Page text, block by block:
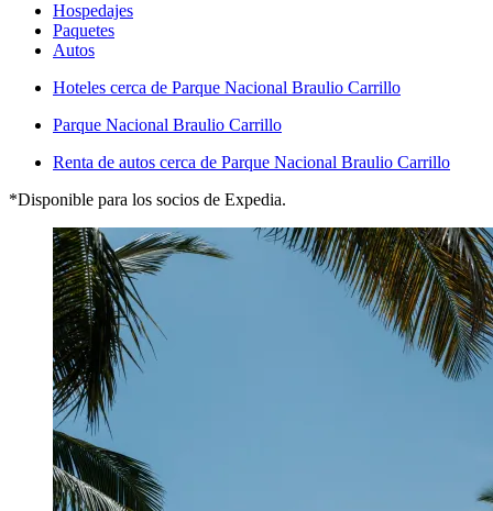
Hospedajes
Paquetes
Autos
Hoteles cerca de Parque Nacional Braulio Carrillo
Parque Nacional Braulio Carrillo
Renta de autos cerca de Parque Nacional Braulio Carrillo
*Disponible para los socios de Expedia.